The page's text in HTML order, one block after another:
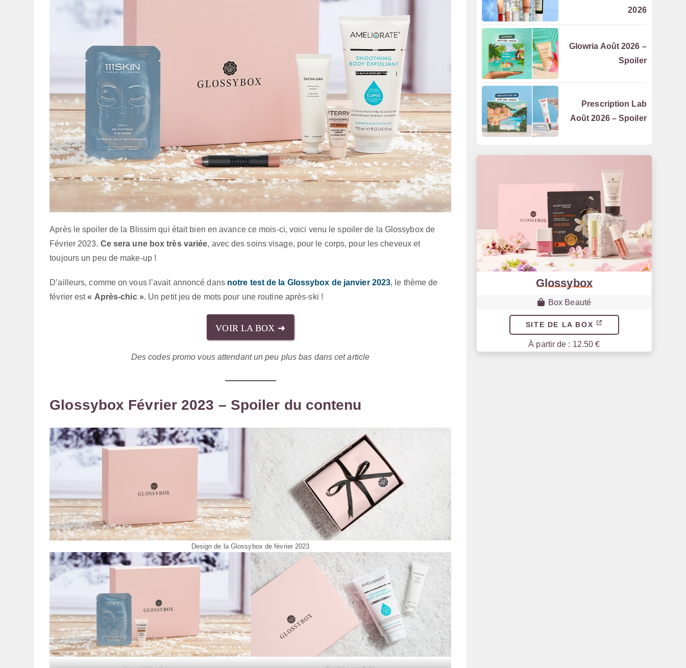
Après le spoiler de la Blissim qui était bien en avance ce mois-ci, voici venu le spoiler de la Glossybox de
Février 2023. Ce sera une box très variée, avec des soins visage, pour le corps, pour les cheveux et
toujours un peu de make-up !
D’ailleurs, comme on vous l’avait annoncé dans notre test de la Glossybox de janvier 2023, le thème de
février est« Après-chic ». Un petit jeu de mots pour une routine après-ski !
VOIR LA BOX ➜
Des codes promo vous attendant un peu plus bas dans cet article
Glossybox Février 2023 – Spoiler du contenu
Design de la Glossybox de février 2023
2026
Glowria Août 2026 –
Spoiler
Prescription Lab
Août 2026 – Spoiler
Glossybox
Box Beauté
SITE DE LA BOX
À partir de : 12.50 €